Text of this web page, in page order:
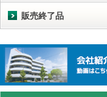
販売終了品